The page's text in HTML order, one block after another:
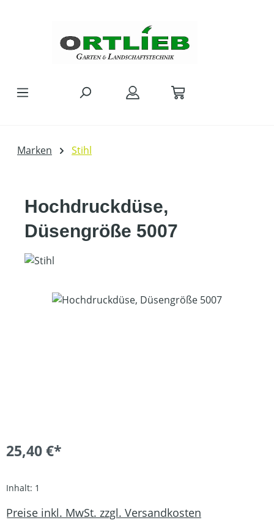
Marken Stihl
Hochdruckdüse,
Düsengröße 5007
Bildergalerie überspringen
25,40 €*
Inhalt: 1
Preise inkl. MwSt. zzgl. Versandkosten